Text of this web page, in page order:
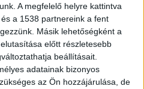
A megfelelő helyre kattintva
a 1538 partnereink a fent
Másik lehetőségként a
előtt részletesebb
beállításait.
adatainak bizonyos
az Ön hozzájárulása, de